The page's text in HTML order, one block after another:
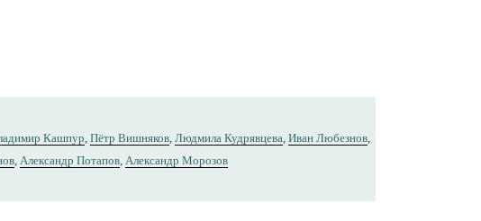
Кашпур, Пётр Вишняков, Людмила Кудрявцева, Иван Любезнов,
, Александр Потапов, Александр Морозов